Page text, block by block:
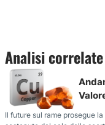
Analisi correlate
Il future sul rame prosegue